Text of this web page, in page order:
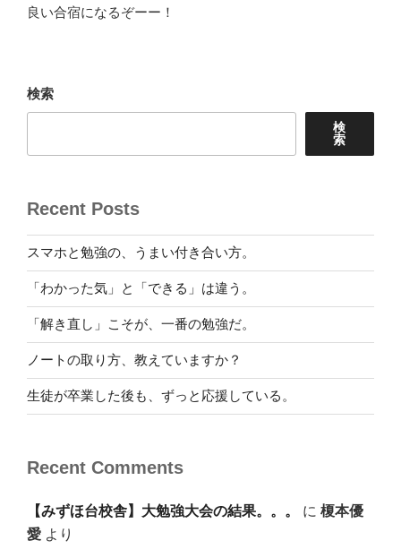
良い合宿になるぞーー！
検索
検
索
Recent Posts
スマホと勉強の、うまい付き合い方。
「わかった気」と「できる」は違う。
「解き直し」こそが、一番の勉強だ。
ノートの取り方、教えていますか？
生徒が卒業した後も、ずっと応援している。
Recent Comments
【みずほ台校舎】大勉強大会の結果。。。 に 榎本優
愛 より